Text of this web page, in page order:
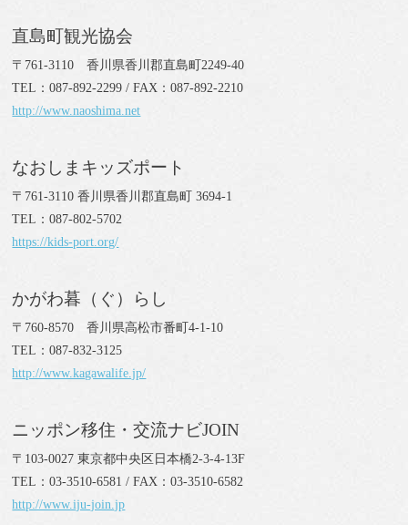
直島町観光協会
〒761-3110 香川県香川郡直島町2249-40
TEL：087-892-2299 / FAX：087-892-2210
http://www.naoshima.net
なおしまキッズポート
〒761-3110 香川県香川郡直島町 3694-1
TEL：087-802-5702
https://kids-port.org/
かがわ暮（ぐ）らし
〒760-8570 香川県高松市番町4-1-10
TEL：087-832-3125
http://www.kagawalife.jp/
ニッポン移住・交流ナビJOIN
〒103-0027 東京都中央区日本橋2-3-4-13F
TEL：03-3510-6581 / FAX：03-3510-6582
http://www.iju-join.jp